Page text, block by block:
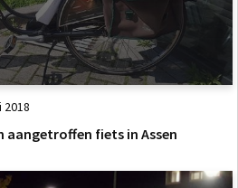
2018
fiets in Assen